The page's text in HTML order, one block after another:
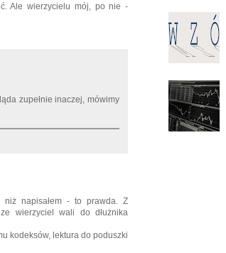
Ale wierzycielu mój, po nie -
zupełnie inaczej, mówimy
niż napisałem - to prawda. Z
wierzyciel wali do dłużnika
kodeksów, lektura do poduszki